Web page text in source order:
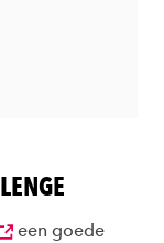
een goede